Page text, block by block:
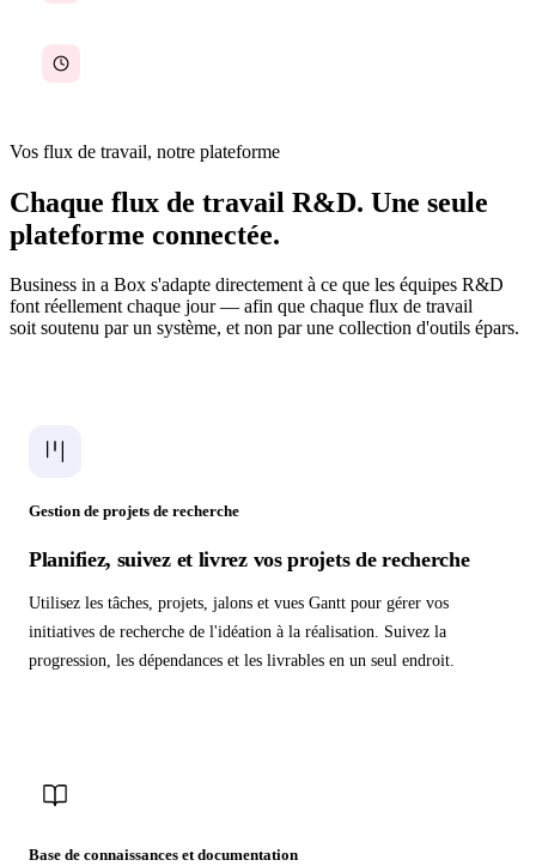
Vos flux de travail, notre plateforme
Chaque flux de travail R&D. Une seule
plateforme connectée.
Business in a Box s'adapte directement à ce que les équipes R&D
font réellement chaque jour — afin que chaque flux de travail
soit soutenu par un système, et non par une collection d'outils épars.
Gestion de projets de recherche
Planifiez, suivez et livrez vos projets de recherche
Utilisez les tâches, projets, jalons et vues Gantt pour gérer vos
initiatives de recherche de l'idéation à la réalisation. Suivez la
progression, les dépendances et les livrables en un seul endroit.
Base de connaissances et documentation